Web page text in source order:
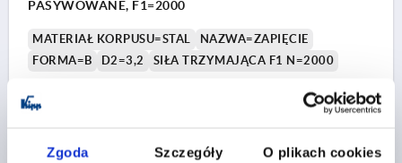
Zgoda Szczegóły O plikach cookies
PASYWOWANE, F1=2000
MATERIAŁ KORPUSU=STAL
NAZWA=ZAPIĘCIE
FORMA=B
D2=3,2 SIŁA TRZYMAJĄCA F1 N=2000
plus VAT
plus koszty wysyłki